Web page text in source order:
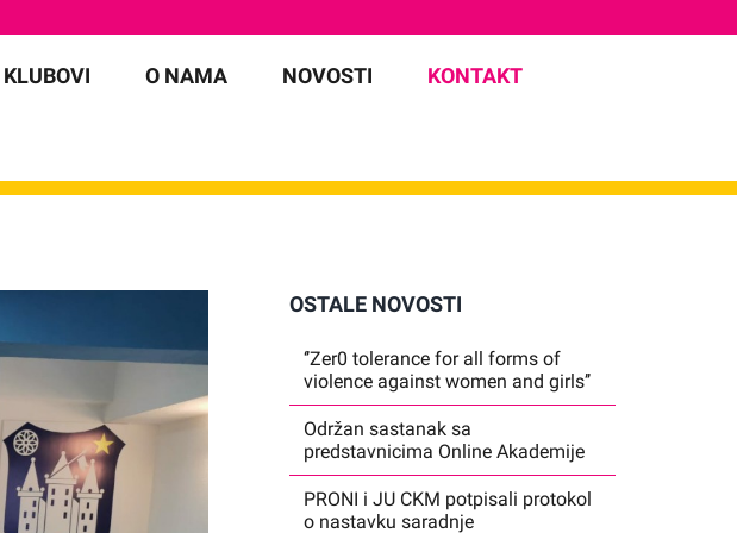
KLUBOVI O NAMA NOVOSTI KONTAKT
OSTALE NOVOSTI
‘’Zer0 tolerance for all forms of
violence against women and girls’’
Održan sastanak sa
predstavnicima Online Akademije
PRONI i JU CKM potpisali protokol
o nastavku saradnje